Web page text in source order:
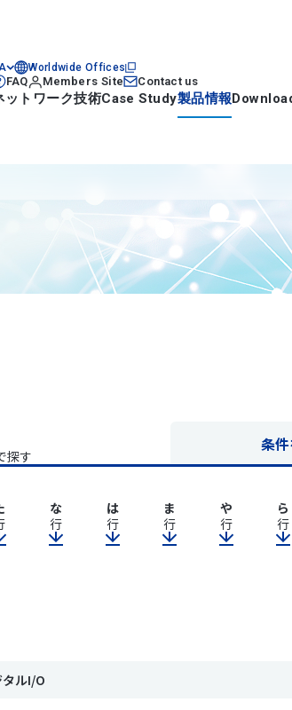
Worldwide Offices
FAQ Members Site Contact us
ットワーク技術Case Study製品情報
探す
条
な
行
は
行
ま
行
や
行
ら
行
ルI/O